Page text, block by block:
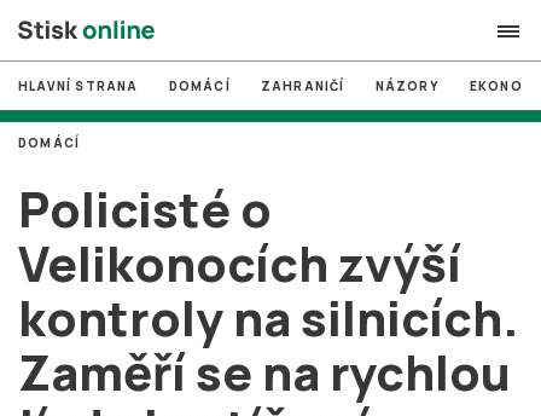
search
# MUNI
# Brno
# volby
login PŘIHLÁSIT SE
Zapomněli jste heslo?
HLAVNÍ STRANA DOMÁCÍ ZAHRANIČÍ NÁZORY
Policisté o
Velikonocích zvýší
kontroly na silnicích.
Zaměří se na rychlou
DOMÁCÍ